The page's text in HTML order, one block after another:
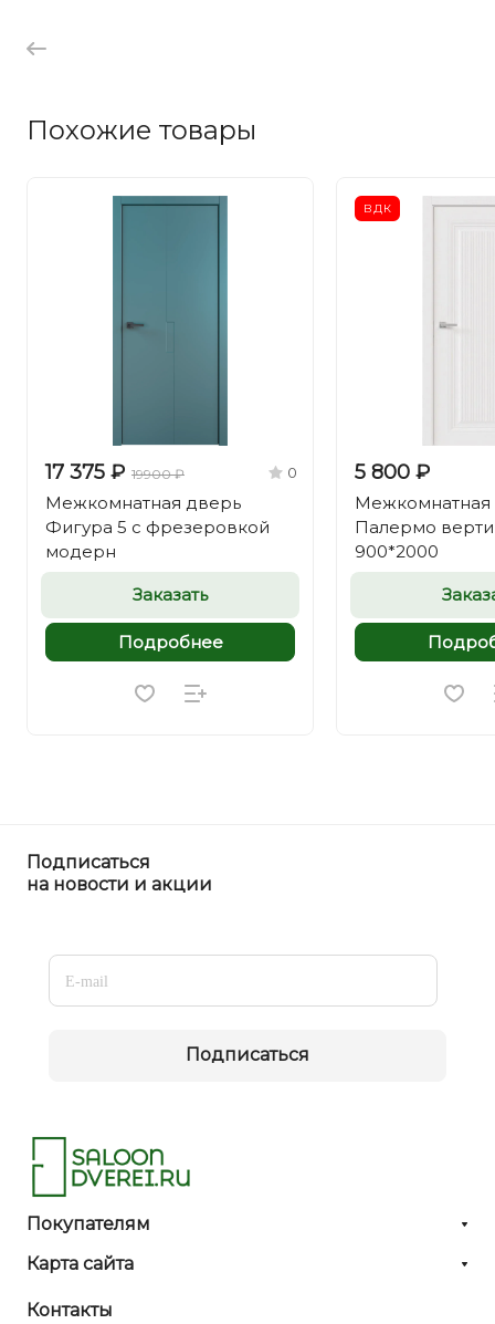
Похожие товары
17 375 ₽ 19900 ₽ 0
Межкомнатная дверь
Фигура 5 с фрезеровкой
модерн
Заказать
Подробнее
ВДК
5 800 ₽
Межкомнатная
Палермо
900*2000
Подписаться
на новости и акции
Подписаться
Покупателям
Карта сайта
Контакты